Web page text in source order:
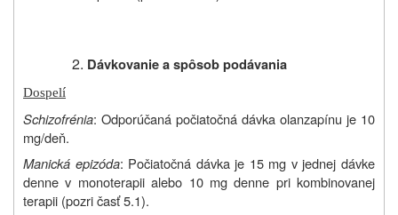
Dávkovanie a spôsob podávania
Dospelí
Schizofrénia: Odporúčaná počiatočná dávka olanzapínu je 10
mg/deň.
Manická epizóda: Počiatočná dávka je 15 mg v jednej dávke
denne v monoterapii alebo 10 mg denne pri kombinovanej
terapii (pozri časť 5.1).